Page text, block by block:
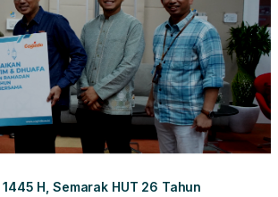
Batam, dan PLN IP Services.
H, Semarak HUT 26 Tahun